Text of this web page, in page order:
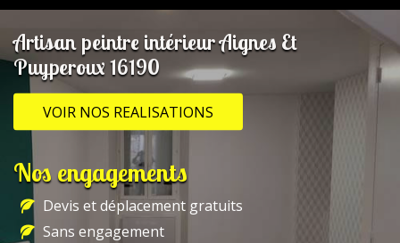
Artisan peintre intérieur Aignes Et
Puyperoux 16190
VOIR NOS REALISATIONS
Nos engagements
Devis et déplacement gratuits
Sans engagement